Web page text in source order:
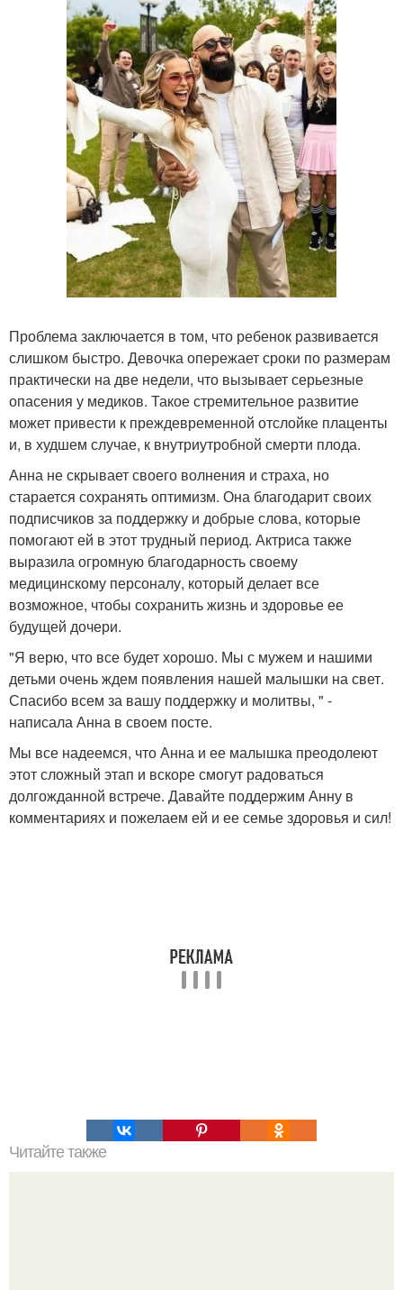
Проблема заключается в том, что ребенок развивается
слишком быстро. Девочка опережает сроки по размерам
практически на две недели, что вызывает серьезные
опасения у медиков. Такое стремительное развитие
может привести к преждевременной отслойке плаценты
и, в худшем случае, к внутриутробной смерти плода.
Анна не скрывает своего волнения и страха, но
старается сохранять оптимизм. Она благодарит своих
подписчиков за поддержку и добрые слова, которые
помогают ей в этот трудный период. Актриса также
выразила огромную благодарность своему
медицинскому персоналу, который делает все
возможное, чтобы сохранить жизнь и здоровье ее
будущей дочери.
"Я верю, что все будет хорошо. Мы с мужем и нашими
детьми очень ждем появления нашей малышки на свет.
Спасибо всем за вашу поддержку и молитвы, " -
написала Анна в своем посте.
Мы все надеемся, что Анна и ее малышка преодолеют
этот сложный этап и вскоре смогут радоваться
долгожданной встрече. Давайте поддержим Анну в
комментариях и пожелаем ей и ее семье здоровья и сил!
Читайте также